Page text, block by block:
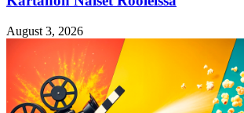
August 3, 2026